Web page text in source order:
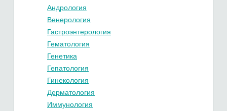
Андрология
Венерология
Гастроэнтерология
Гематология
Генетика
Гепатология
Гинекология
Дерматология
Иммунология